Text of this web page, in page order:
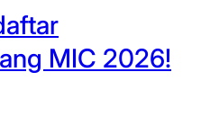
MIC 2026!